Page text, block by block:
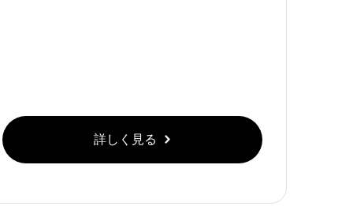
詳しく見る